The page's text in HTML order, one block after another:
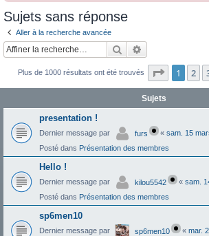
Sujets sans réponse
Aller à la recherche avancée
Rechercher
Plus de 1000 résultats ont été trouvés Page 1
1 2
Sujets
presentation !
Dernier message par furs « sam. 15
Posté dans Présentation des membres
Hello !
Dernier message par kilou5542 « sam.
Posté dans Présentation des membres
sp6men10
Dernier message par sp6men10 « mar.